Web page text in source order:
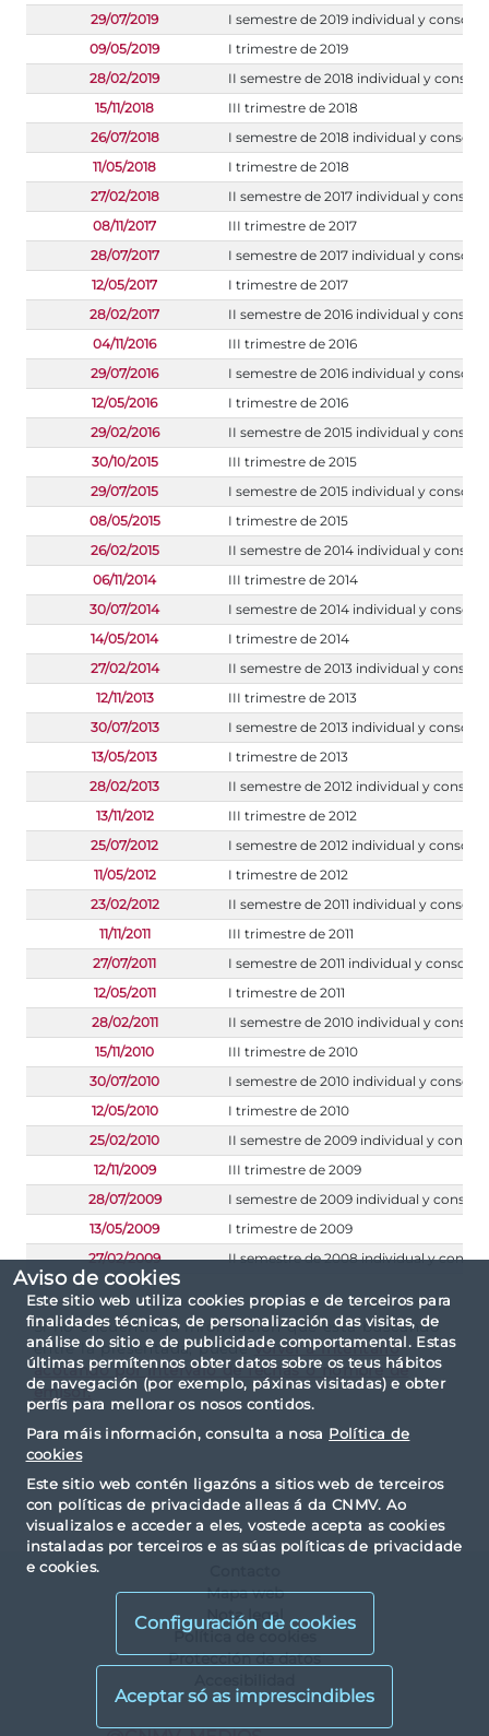
Aviso de cookies
Este sitio web utiliza cookies propias e de terceiros para
finalidades técnicas, de personalización das visitas, de
análise do sitio e de publicidade comportamental. Estas
últimas permítennos obter datos sobre os teus hábitos
de navegación (por exemplo, páxinas visitadas) e obter
perfís para mellorar os nosos contidos.
Para máis información, consulta a nosa Política de
cookies
Este sitio web contén ligazóns a sitios web de terceiros
con políticas de privacidade alleas á da CNMV. Ao
visualizalos e acceder a eles, vostede acepta as cookies
instaladas por terceiros e as súas políticas de privacidade
e cookies.
Configuración de cookies
29/07/2019
I semestre de 2019 individual y
09/05/2019
I trimestre de 2019
28/02/2019
II semestre de 2018 individual y
15/11/2018
III trimestre de 2018
26/07/2018
I semestre de 2018 individual y
11/05/2018
I trimestre de 2018
27/02/2018
II semestre de 2017 individual y
08/11/2017
III trimestre de 2017
28/07/2017
I semestre de 2017 individual y
12/05/2017
I trimestre de 2017
28/02/2017
II semestre de 2016 individual y
04/11/2016
III trimestre de 2016
29/07/2016
I semestre de 2016 individual y
12/05/2016
I trimestre de 2016
29/02/2016
II semestre de 2015 individual y
30/10/2015
III trimestre de 2015
29/07/2015
I semestre de 2015 individual y
08/05/2015
I trimestre de 2015
26/02/2015
II semestre de 2014 individual y
06/11/2014
III trimestre de 2014
30/07/2014
I semestre de 2014 individual y
14/05/2014
I trimestre de 2014
27/02/2014
II semestre de 2013 individual y
12/11/2013
III trimestre de 2013
30/07/2013
I semestre de 2013 individual y
13/05/2013
I trimestre de 2013
28/02/2013
II semestre de 2012 individual y
13/11/2012
III trimestre de 2012
25/07/2012
I semestre de 2012 individual y
11/05/2012
I trimestre de 2012
23/02/2012
II semestre de 2011 individual y
11/11/2011
III trimestre de 2011
27/07/2011
I semestre de 2011 individual y
12/05/2011
I trimestre de 2011
28/02/2011
II semestre de 2010 individual y
15/11/2010
III trimestre de 2010
30/07/2010
I semestre de 2010 individual y
12/05/2010
I trimestre de 2010
25/02/2010
II semestre de 2009 individual y
12/11/2009
III trimestre de 2009
28/07/2009
I semestre de 2009 individual y
13/05/2009
I trimestre de 2009
27/02/2009
II semestre de 2008 individual y
Si no encuentra la información que está buscando
entre la presentada, puedevolver a intentarlo
acotando por intervalo de fechas o nombre de
emisor.
Mapa web
Nota legal
Política de cookies
Protección de datos